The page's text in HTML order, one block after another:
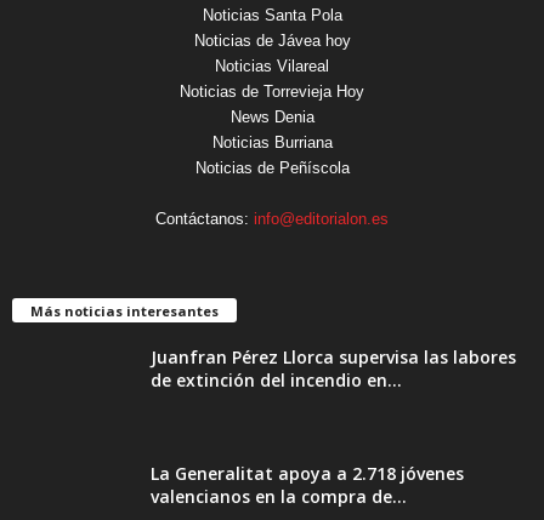
Noticias Santa Pola
Noticias de Jávea hoy
Noticias Vilareal
Noticias de Torrevieja Hoy
News Denia
Noticias Burriana
Noticias de Peñíscola
Contáctanos: info@editorialon.es
Más noticias interesantes
Juanfran Pérez Llorca supervisa las labores
de extinción del incendio en...
La Generalitat apoya a 2.718 jóvenes
valencianos en la compra de...